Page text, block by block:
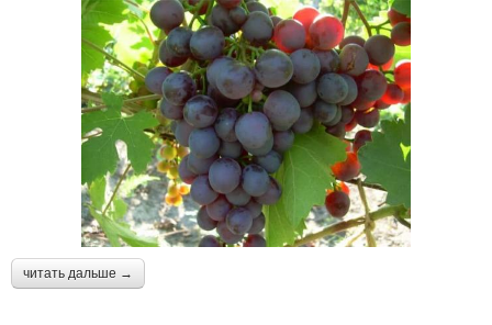
читать дальше →